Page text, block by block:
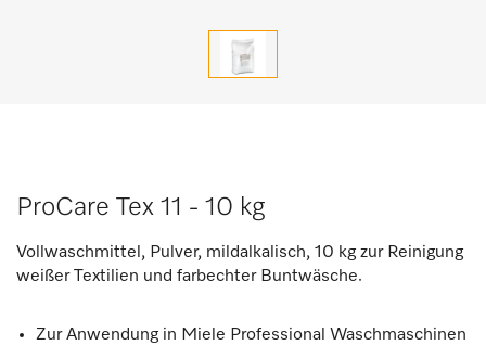
ProCare Tex 11 - 10 kg
Vollwaschmittel, Pulver, mildalkalisch, 10 kg zur Reinigung
weißer Textilien und farbechter Buntwäsche.
Zur Anwendung in Miele Professional Waschmaschinen